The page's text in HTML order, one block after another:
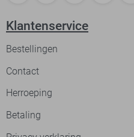
Klantenservice
Bestellingen
Contact
Herroeping
Betaling